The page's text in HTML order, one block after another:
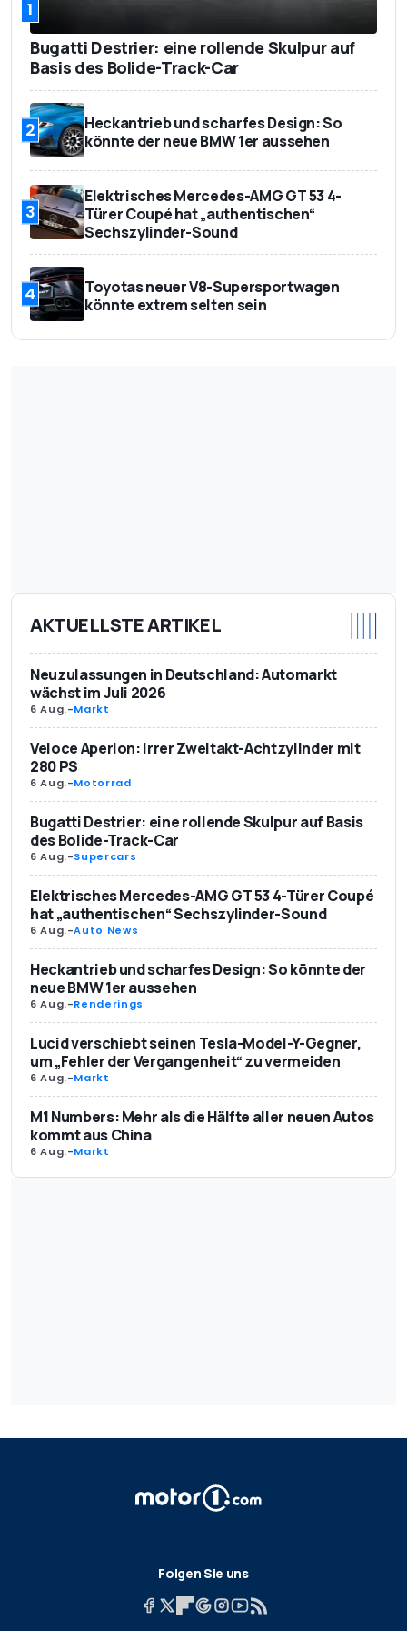
Anhängelast, gebremst in
kg
2.000
Dachlast in kg 75
Tankinhalt in Liter 51
Fahrleistungen / Verbrauch
Höchstgeschwindigkeit in
km/h
221
Beschleunigung 0-100
km/h in Sekunden
EG-Gesamtverbrauch in
4,8
1
Bugatti Destrier: eine rollende Skulpur auf
Basis des Bolide-Track-Car
2
Heckantrieb und scharfes Design: So
könnte der neue BMW 1er aussehen
3
Elektrisches Mercedes-AMG GT 53 4-
Türer Coupé hat „authentischen“
Sechszylinder-Sound
4
Toyotas neuer V8-Supersportwagen
könnte extrem selten sein
AKTUELLSTE ARTIKEL
Neuzulassungen in Deutschland: Automarkt
wächst im Juli 2026
6 Aug.-Markt
Veloce Aperion: Irrer Zweitakt-Achtzylinder mit
280 PS
6 Aug.-Motorrad
Bugatti Destrier: eine rollende Skulpur auf Basis
des Bolide-Track-Car
6 Aug.-Supercars
Elektrisches Mercedes-AMG GT 53 4-Türer Coupé
hat „authentischen“ Sechszylinder-Sound
6 Aug.-Auto News
Heckantrieb und scharfes Design: So könnte der
neue BMW 1er aussehen
6 Aug.-Renderings
Lucid verschiebt seinen Tesla-Model-Y-Gegner,
um „Fehler der Vergangenheit“ zu vermeiden
6 Aug.-Markt
M1 Numbers: Mehr als die Hälfte aller neuen Autos
kommt aus China
6 Aug.-Markt
Folgen Sie uns